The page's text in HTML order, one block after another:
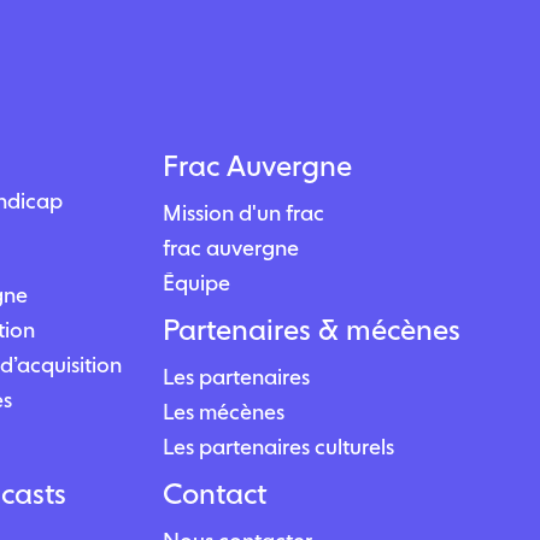
Frac Auvergne
Mission d'un frac
frac auvergne
Équipe
Partenaires & mécènes
Les partenaires
Les mécènes
Les partenaires culturels
Contact